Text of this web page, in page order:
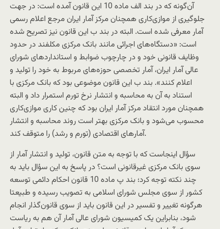
آن‌گونه که در بند الف ماده 10 این قانون آمده است: در جهت
جلوگیری از موازی‌کاری همچنان مرکز آمار ایران مرجع اعلام رسمی
آمار معرفی شده است. البته در بند ب این قانون نیز تصریح شده
است: «دستگاه‌های اجرائی مانند بانک مرکزی مکلفند در حدود
وظایف قانونی خود و در چارچوب ضوابط و استانداردهای شورای
عالی آمار ایران، آمار تخصصی حوزه‌های مربوط به خود را تولید و
اعلام کنند». بند ب این قانون موضوعی بود که بانک مرکزی با
استناد به آن به محاسبه و انتشار نرخ تورم استمرار داد و البته
همچنان مورد انتقاد مرکز آمار ایران بود که چنین کاری موازی‌کاری
محسوب می‌شود و بانک مرکزی بهتر است روند محاسبه و انتشار
آمارهای اقتصادی (تورم و رشد) را متوقف کند.
سؤال اینجاست که با توجه به متن قانون، تولید و انتشار آمار از
سوی بانک مرکزی غیرقانونی است؟ در پاسخ به این سؤال باید به
چند نکته توجه کرد؛ بند پ ماده 10 قانون احکام دائمی توسعه
کشور از سوی مجلس شورای اسلامی به تصویب رسیده و طبیعتا
هرگونه تغییر و تفسیر در این قانون باید از سوی قانون‌گذار انجام
شود، بنابراین یک کمیسیون شورای عالی آمار آن هم به ریاست